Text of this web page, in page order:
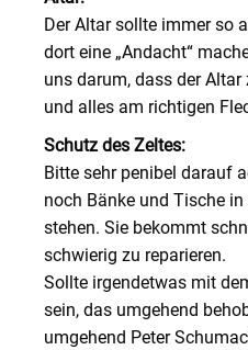
Der Altar sollte immer so
dort eine „Andacht“
uns darum, dass der
und alles am richtigen
Schutz des Zeltes:
Bitte sehr penibel darauf
noch Bänke und Tische
stehen. Sie bekommt
schwierig zu reparieren.
Sollte irgendetwas mit
sein, das umgehend
umgehend Peter